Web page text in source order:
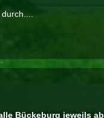
Bückeburg jeweils ab